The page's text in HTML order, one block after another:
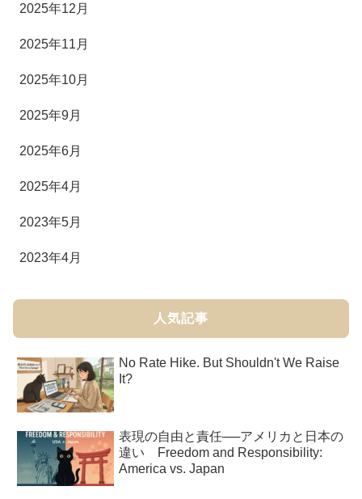
2025年12月
2025年11月
2025年10月
2025年9月
2025年6月
2025年4月
2023年5月
2023年4月
人気記事
No Rate Hike. But Shouldn't We Raise
It?
表現の自由と責任──アメリカと日本の
違い Freedom and Responsibility:
America vs. Japan